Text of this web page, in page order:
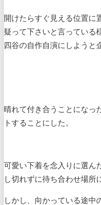
開けたらすぐ見える位置に
疑って下さいと言っている
四谷の自作自演にしようと
晴れて付き合うことになっ
トすることにした。
可愛い下着を念入りに選ん
し切れずに待ち合わせ場所
しかし、向かっている途中